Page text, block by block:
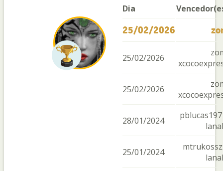
Dia
25/02/2026
25/02/2026
25/02/2026
28/01/2024
25/01/2024